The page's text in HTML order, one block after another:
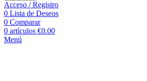
Acceso / Registro
0 Lista de Deseos
0 Comparar
0 artículos €0.00
Menú